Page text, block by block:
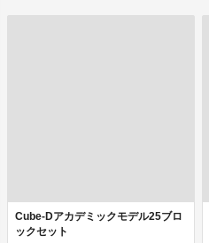
Cube-Dアカデミックモデル25ブロ
ックセット